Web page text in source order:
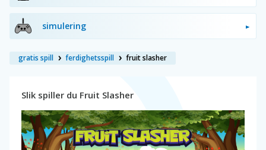
simulering
gratis spill ferdighetsspill fruit slasher
Slik spiller du Fruit Slasher